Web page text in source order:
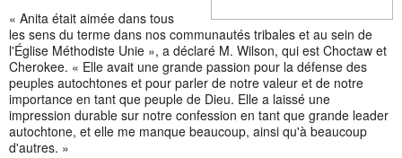
« Anita était aimée dans tous
les sens du terme dans nos communautés tribales et au sein de
l'Église Méthodiste Unie », a déclaré M. Wilson, qui est Choctaw et
Cherokee. « Elle avait une grande passion pour la défense des
peuples autochtones et pour parler de notre valeur et de notre
importance en tant que peuple de Dieu. Elle a laissé une
impression durable sur notre confession en tant que grande leader
autochtone, et elle me manque beaucoup, ainsi qu'à beaucoup
d'autres. »